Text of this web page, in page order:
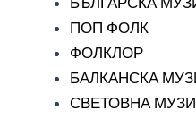
ПОП ФОЛК
ФОЛКЛОР
БАЛКАНСКА
СВЕТОВНА